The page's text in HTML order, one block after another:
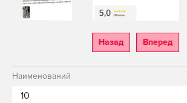
Назад Вперед
Наименований
10